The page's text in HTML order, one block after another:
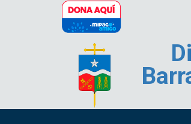
Pasar al contenido principal